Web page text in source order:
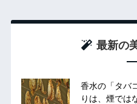
最新の
香水の「タバ
りは、煙では